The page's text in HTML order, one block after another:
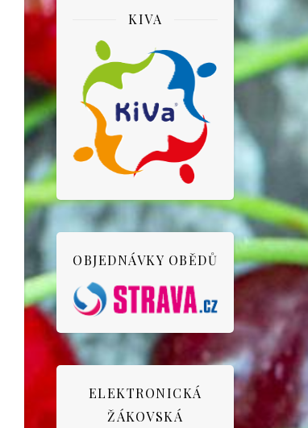
KIVA
OBJEDNÁVKY OBĚDŮ
ELEKTRONICKÁ
ŽÁKOVSKÁ